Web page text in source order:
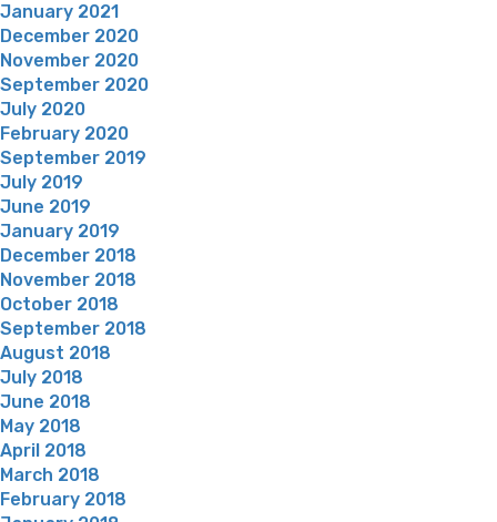
January 2021
December 2020
November 2020
September 2020
July 2020
February 2020
September 2019
July 2019
June 2019
January 2019
December 2018
November 2018
October 2018
September 2018
August 2018
July 2018
June 2018
May 2018
April 2018
March 2018
February 2018